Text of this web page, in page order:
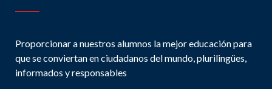
Proporcionar a nuestros alumnos la mejor educación para
que se conviertan en ciudadanos del mundo, plurilingües,
informados y responsables